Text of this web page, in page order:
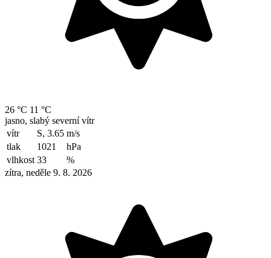
26 °C 11 °C
jasno, slabý severní vítr
vítr
S, 3.65 m/s
tlak
1021
hPa
vlhkost 33
%
zítra, neděle 9. 8. 2026